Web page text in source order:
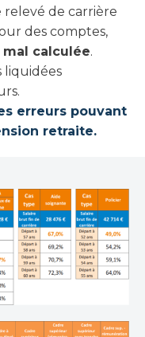
relevé de carrière
des comptes,
mal calculée.
liquidées
erreurs pouvant
retraite.